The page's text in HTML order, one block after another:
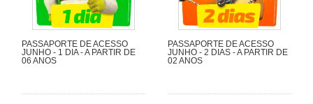
PASSAPORTE DE ACESSO
JUNHO - 1 DIA - A PARTIR DE
06 ANOS
PASSAPORTE DE ACESSO
JUNHO - 2 DIAS - A PARTIR DE
02 ANOS